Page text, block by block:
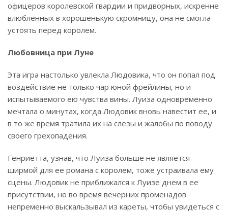
офицеров королевской гвардии и придворных, искренне
влюбленных в хорошенькую скромницу, она не смогла
устоять перед королем.
Любовница при Луне
Эта игра настолько увлекла Людовика, что он попал под
воздействие не только чар юной фрейлины, но и
испытываемого ею чувства вины. Луиза одновременно
мечтала о минутах, когда Людовик вновь навестит ее, и
в то же время тратила их на слезы и жалобы по поводу
своего грехопадения.
Генриетта, узнав, что Луиза больше не является
ширмой для ее романа с королем, тоже устраивала ему
сцены. Людовик не приближался к Луизе днем в ее
присутствии, но во время вечерних променадов
непременно выскальзывал из кареты, чтобы увидеться с